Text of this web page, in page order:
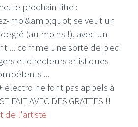
le prochain titre :
moi&amp;quot; se veut un
(au moins !), avec un
... comme une sorte de pied
et directeurs artistiques
...
électro ne font pas appels à
FAIT AVEC DES GRATTES !!
de l'artiste